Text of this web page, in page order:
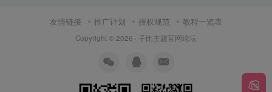
友情链接 推广计划 授权规范 教程一览表
Copyright © 2026 · 子比主题官网论坛